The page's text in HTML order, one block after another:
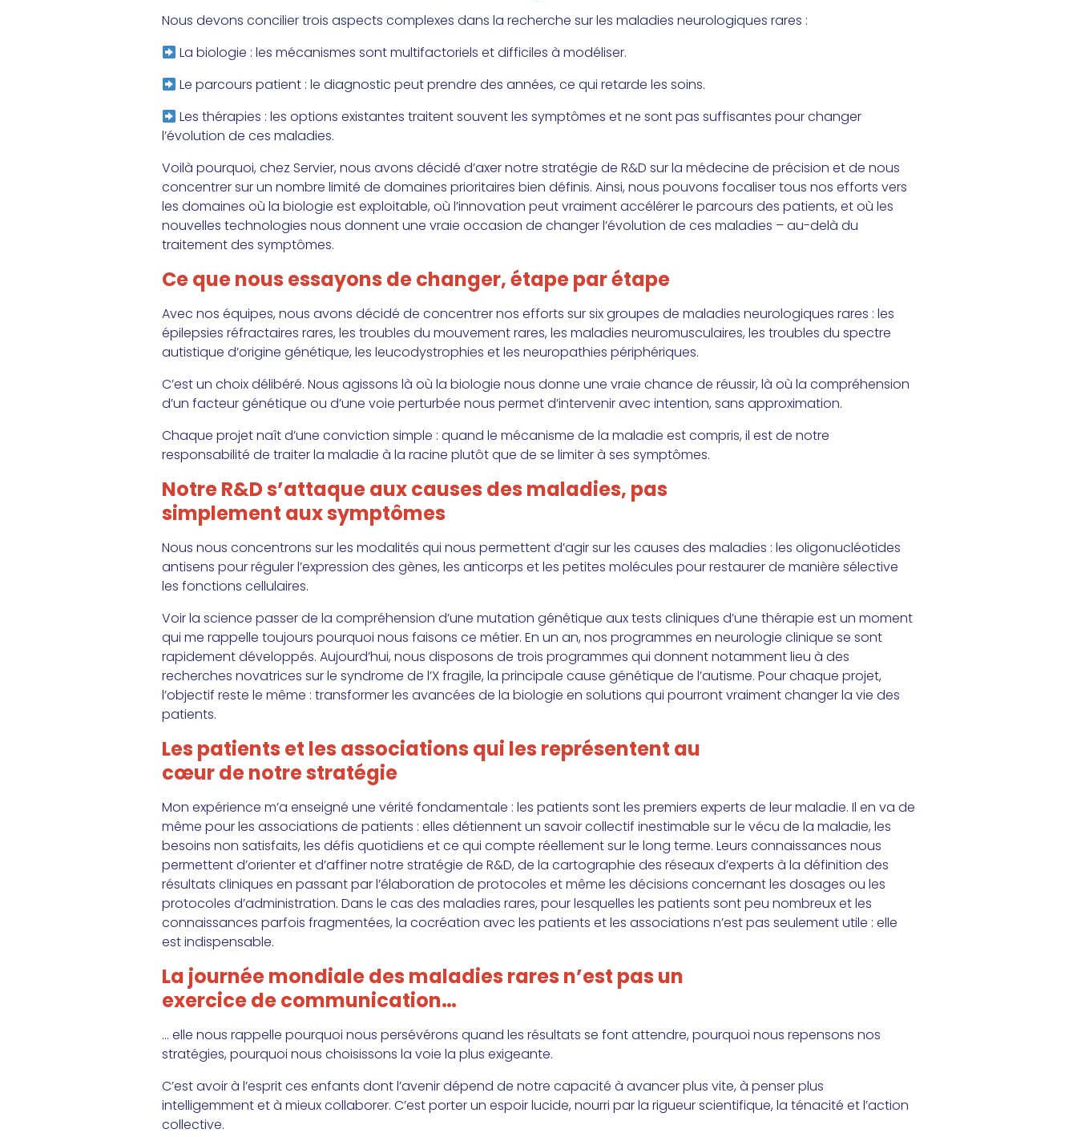
Nous devons concilier trois aspects complexes dans la recherche sur les maladies neurologiques rares :
La biologie : les mécanismes sont multifactoriels et difficiles à modéliser.
Le parcours patient : le diagnostic peut prendre des années, ce qui retarde les soins.
Les thérapies : les options existantes traitent souvent les symptômes et ne sont pas suffisantes pour changer
l’évolution de ces maladies.
Voilà pourquoi, chez Servier, nous avons décidé d’axer notre stratégie de R&D sur la médecine de précision et de nous
concentrer sur un nombre limité de domaines prioritaires bien définis. Ainsi, nous pouvons focaliser tous nos efforts vers
les domaines où la biologie est exploitable, où l’innovation peut vraiment accélérer le parcours des patients, et où les
nouvelles technologies nous donnent une vraie occasion de changer l’évolution de ces maladies – au-delà du
traitement des symptômes.
Ce que nous essayons de changer, étape par étape
Avec nos équipes, nous avons décidé de concentrer nos efforts sur six groupes de maladies neurologiques rares : les
épilepsies réfractaires rares, les troubles du mouvement rares, les maladies neuromusculaires, les troubles du spectre
autistique d’origine génétique, les leucodystrophies et les neuropathies périphériques.
C’est un choix délibéré. Nous agissons là où la biologie nous donne une vraie chance de réussir, là où la compréhension
d’un facteur génétique ou d’une voie perturbée nous permet d’intervenir avec intention, sans approximation.
Chaque projet naît d’une conviction simple : quand le mécanisme de la maladie est compris, il est de notre
responsabilité de traiter la maladie à la racine plutôt que de se limiter à ses symptômes.
Notre R&D s’attaque aux causes des maladies, pas
simplement aux symptômes
Nous nous concentrons sur les modalités qui nous permettent d’agir sur les causes des maladies : les oligonucléotides
antisens pour réguler l’expression des gènes, les anticorps et les petites molécules pour restaurer de manière sélective
les fonctions cellulaires.
Voir la science passer de la compréhension d’une mutation génétique aux tests cliniques d’une thérapie est un moment
qui me rappelle toujours pourquoi nous faisons ce métier. En un an, nos programmes en neurologie clinique se sont
rapidement développés. Aujourd’hui, nous disposons de trois programmes qui donnent notamment lieu à des
recherches novatrices sur le syndrome de l’X fragile, la principale cause génétique de l’autisme. Pour chaque projet,
l’objectif reste le même : transformer les avancées de la biologie en solutions qui pourront vraiment changer la vie des
patients.
Les patients et les associations qui les représentent au
cœur de notre stratégie
Mon expérience m’a enseigné une vérité fondamentale : les patients sont les premiers experts de leur maladie. Il en va de
même pour les associations de patients : elles détiennent un savoir collectif inestimable sur le vécu de la maladie, les
besoins non satisfaits, les défis quotidiens et ce qui compte réellement sur le long terme. Leurs connaissances nous
permettent d’orienter et d’affiner notre stratégie de R&D, de la cartographie des réseaux d’experts à la définition des
résultats cliniques en passant par l’élaboration de protocoles et même les décisions concernant les dosages ou les
protocoles d’administration. Dans le cas des maladies rares, pour lesquelles les patients sont peu nombreux et les
connaissances parfois fragmentées, la cocréation avec les patients et les associations n’est pas seulement utile : elle
est indispensable.
La journée mondiale des maladies rares n’est pas un
exercice de communication…
… elle nous rappelle pourquoi nous persévérons quand les résultats se font attendre, pourquoi nous repensons nos
stratégies, pourquoi nous choisissons la voie la plus exigeante.
C’est avoir à l’esprit ces enfants dont l’avenir dépend de notre capacité à avancer plus vite, à penser plus
intelligemment et à mieux collaborer. C’est porter un espoir lucide, nourri par la rigueur scientifique, la ténacité et l’action
collective.